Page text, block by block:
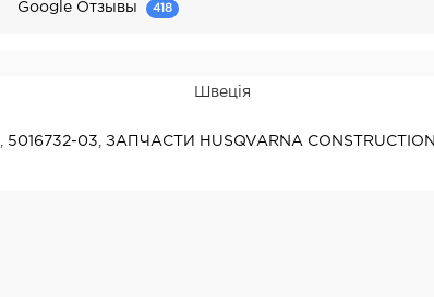
Google Отзывы 418
Швеція
5016732-03 ,ЗАПЧАСТИ HUSQVARNA